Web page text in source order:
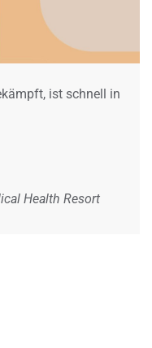
ist schnell in
Health Resort